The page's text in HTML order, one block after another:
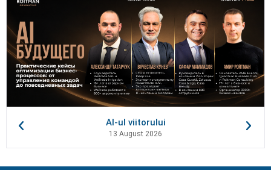
AI-ul viitorului
13 August 2026